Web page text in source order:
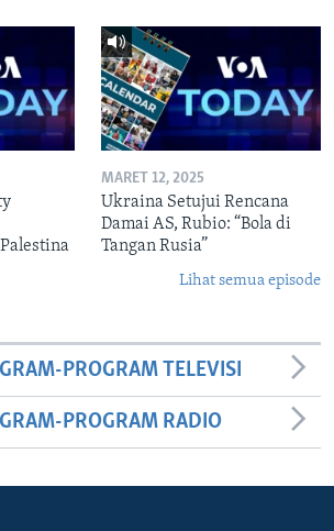
MARET 12, 2025
Ukraina Setujui Rencana
Damai AS, Rubio: “Bola di
Tangan Rusia”
Lihat semua episode
PROGRAM TELEVISI
PROGRAM RADIO